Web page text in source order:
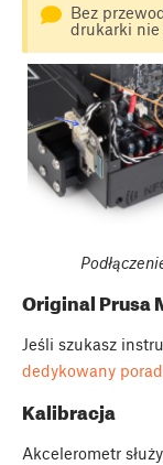
Bez
drukarki
Original Prusa
Jeśli szukasz
dedykowany
Kalibracja
Akcelerometr